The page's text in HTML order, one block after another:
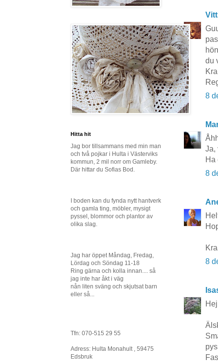
du
8
Ja,
Ha
8
8
Hitta hit
Jag bor tillsammans med min man
och två pojkar i Hulta i Västerviks
kommun, 2 mil norr om Gamleby.
Där hittar du Sofias Bod.
I boden kan du fynda nytt hantverk
och gamla ting, möbler, mysigt
pyssel, blommor och plantor av
olika slag.
Jag har öppet Måndag, Fredag,
Lördag och Söndag 11-18
Ring gärna och kolla innan.... så
jag inte har åkt i väg
nån liten sväng och skjutsat barn
eller så...
Tfn: 070-515 29 55
Adress: Hulta Monahult , 59475
Edsbruk